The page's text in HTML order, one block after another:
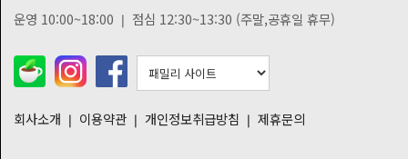
게
시
판
운영 10:00~18:00 ❘ 점심 12:30~13:30 (주말,공휴일 휴무)
회사소개 ❘ 이용약관 ❘ 개인정보취급방침 ❘ 제휴문의